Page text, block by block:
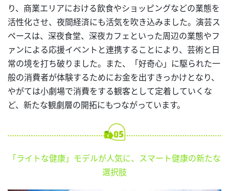
り、商業エリアにおける飲食やショッピングなどの業態を
活性化させ、夜間経済にも活気を吹き込みました。演芸ス
ペースは、深夜食堂、深夜カフェといった周辺の業態やフ
ァンによる応援イベントと連携することにより、芸術と日
常の境を打ち破りました。また、「好奇心」に駆られた一
般の消費者が体験するためにお金を出すきっかけとなり、
やがては小劇場で消費をする観客として定着していくな
ど、新たな観劇層の開拓にもつながっています。
「ライトな健康」モデルが人気に、スマート健康の新たな
選択肢